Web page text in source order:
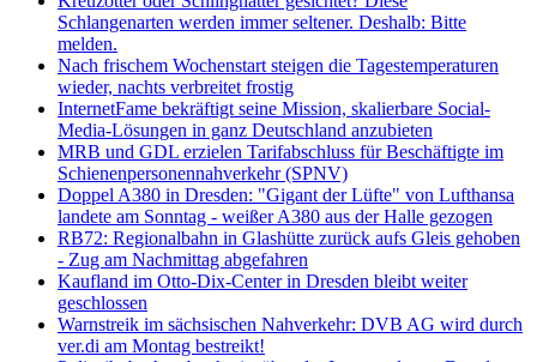
Schlangenarten werden immer seltener. Deshalb: Bitte
melden.
Nach frischem Wochenstart steigen die Tagestemperaturen
wieder, nachts verbreitet frostig
InternetFame bekräftigt seine Mission, skalierbare Social-
Media-Lösungen in ganz Deutschland anzubieten
MRB und GDL erzielen Tarifabschluss für Beschäftigte im
Schienenpersonennahverkehr (SPNV)
Doppel A380 in Dresden: "Gigant der Lüfte" von Lufthansa
landete am Sonntag - weißer A380 aus der Halle gezogen
RB72: Regionalbahn in Glashütte zurück aufs Gleis gehoben
- Zug am Nachmittag abgefahren
Kaufland im Otto-Dix-Center in Dresden bleibt weiter
geschlossen
Warnstreik im sächsischen Nahverkehr: DVB AG wird durch
ver.di am Montag bestreikt!